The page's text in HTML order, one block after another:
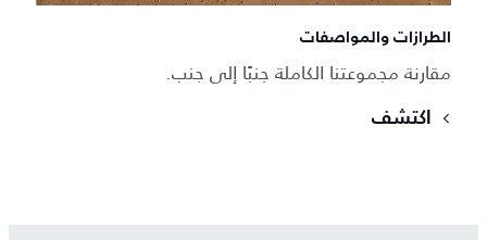
الطرازات والمواصفات
مقارنة مجموعتنا الكاملة جنبًا إلى جنب.
اكتشف